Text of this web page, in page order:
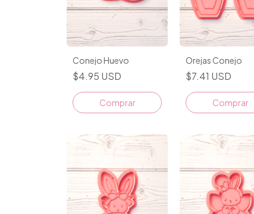
Conejo Huevo
$4.95 USD
Comprar
Orejas Conejo
$7.41 USD
Comprar